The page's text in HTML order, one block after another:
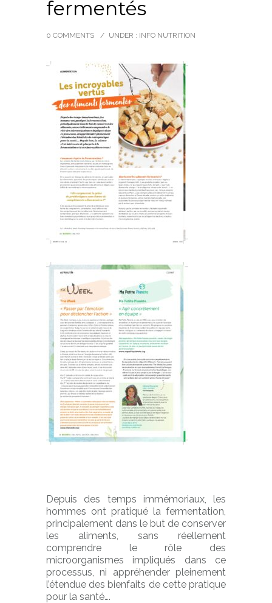
fermentés
0 COMMENTS / UNDER : INFO NUTRITION
Depuis des temps immémoriaux, les
hommes ont pratiqué la fermentation,
principalement dans le but de conserver
les aliments, sans réellement
comprendre le rôle des
microorganismes impliqués dans ce
processus, ni appréhender pleinement
l’étendue des bienfaits de cette pratique
pour la santé….